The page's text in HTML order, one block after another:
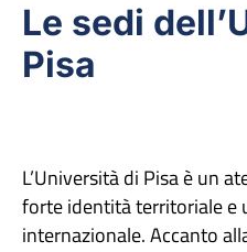
Le sedi
Pisa
L’Università di Pisa è un
forte identità territoriale e
internazionale. Accanto